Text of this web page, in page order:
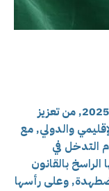
تمكنت الدبلوماسية الجزائرية, خلال سنة 2025, من تعزيز
والدولي, مع
التدخل في
بالقانون
وعلى رأسها